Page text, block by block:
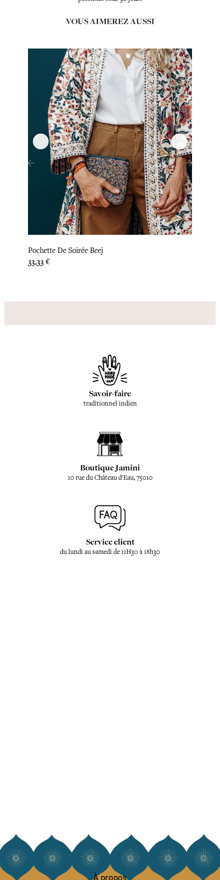
VOUS AIMEREZ AUSSI
Pochette De Soirée Beej
Prix
33,33 €
›
Savoir-faire
traditionnel indien
Boutique Jamini
10 rue du Château d'Eau, 75010
Service client
du lundi au samedi de 11H30 à 18h30